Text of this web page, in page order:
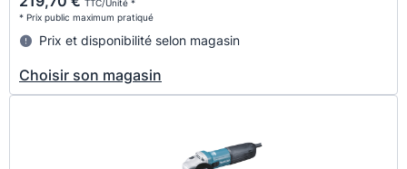
TTC/Unité *
* Prix public maximum pratiqué
Prix et disponibilité selon magasin
Choisir son magasin